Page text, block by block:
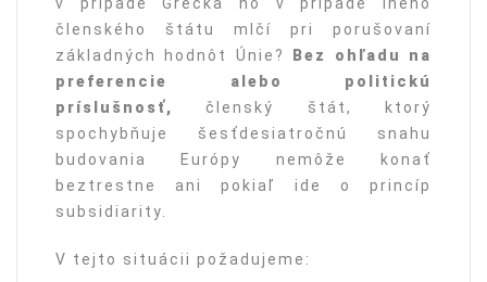
členského štátu mlčí pri porušovaní
základných hodnôt Únie? Bez ohľadu na
preferencie alebo politickú
príslušnosť,
členský štát, ktorý
spochybňuje šesťdesiatročnú snahu
budovania Európy nemôže konať
beztrestne ani pokiaľ ide o princíp
subsidiarity.
V tejto situácii požadujeme: